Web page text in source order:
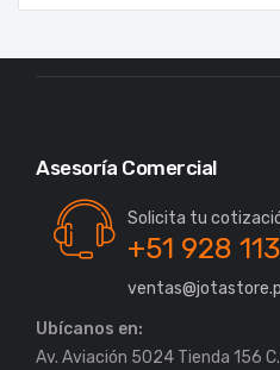
para tu Setup
Asesoría Comercial
Solicita tu
+51 928
Ubícanos en:
Av. Aviación 5024 Tienda 156